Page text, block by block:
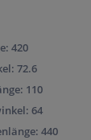
420
72.6
110
64
440